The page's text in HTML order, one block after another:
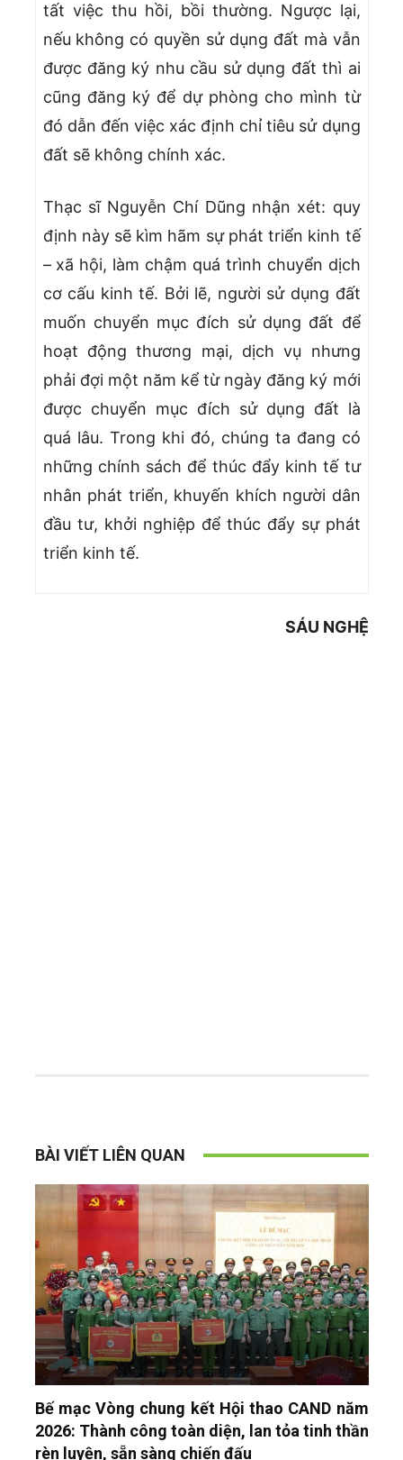
tất việc thu hồi, bồi thường. Ngược lại,
nếu không có quyền sử dụng đất mà vẫn
được đăng ký nhu cầu sử dụng đất thì ai
cũng đăng ký để dự phòng cho mình từ
đó dẫn đến việc xác định chỉ tiêu sử dụng
đất sẽ không chính xác.
Thạc sĩ Nguyễn Chí Dũng nhận xét: quy
định này sẽ kìm hãm sự phát triển kinh tế
– xã hội, làm chậm quá trình chuyển dịch
cơ cấu kinh tế. Bởi lẽ, người sử dụng đất
muốn chuyển mục đích sử dụng đất để
hoạt động thương mại, dịch vụ nhưng
phải đợi một năm kể từ ngày đăng ký mới
được chuyển mục đích sử dụng đất là
quá lâu. Trong khi đó, chúng ta đang có
những chính sách để thúc đẩy kinh tế tư
nhân phát triển, khuyến khích người dân
đầu tư, khởi nghiệp để thúc đẩy sự phát
triển kinh tế.
SÁU NGHỆ
BÀI VIẾT LIÊN QUAN
Bế mạc Vòng chung kết Hội thao CAND năm
2026: Thành công toàn diện, lan tỏa tinh thần
rèn luyện, sẵn sàng chiến đấu